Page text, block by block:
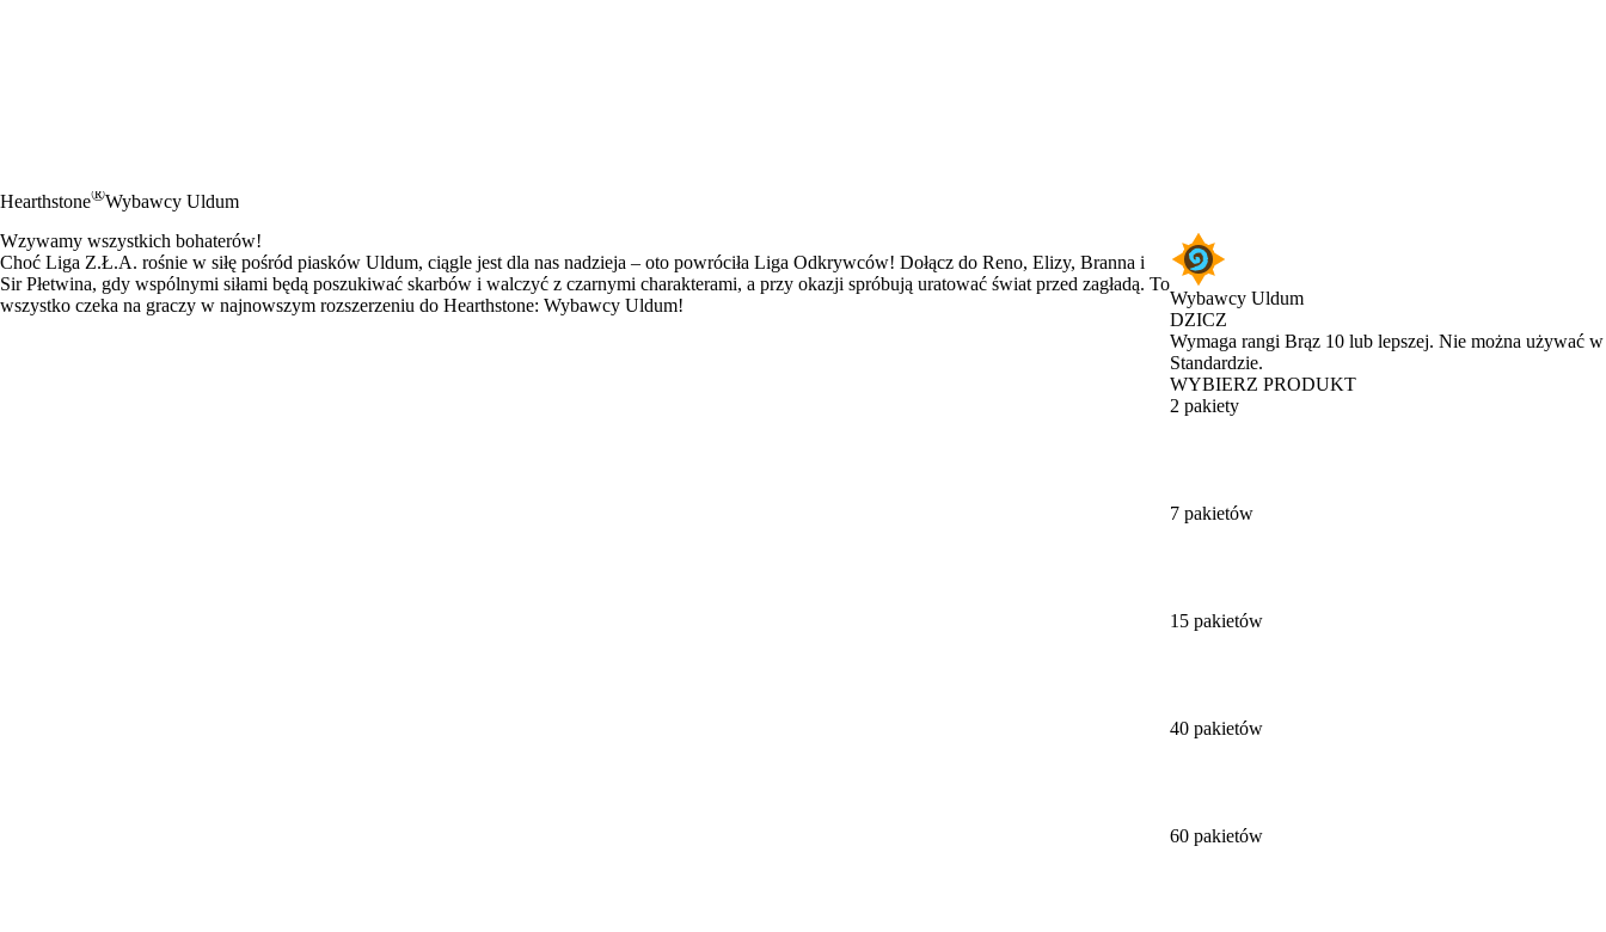
Hearthstone®Wybawcy Uldum
Wybawcy Uldum
DZICZ
Product Notification
Wymaga rangi Brąz 10 lub lepszej. Nie można używać w
Standardzie.
WYBIERZ PRODUKT
2 pakiety
7 pakietów
15 pakietów
40 pakietów
60 pakietów
Wzywamy wszystkich bohaterów!
Choć Liga Z.Ł.A. rośnie w siłę pośród piasków Uldum, ciągle jest dla nas nadzieja – oto powróciła Liga Odkrywców! Dołącz do Reno, Elizy, Branna i
Sir Płetwina, gdy wspólnymi siłami będą poszukiwać skarbów i walczyć z czarnymi charakterami, a przy okazji spróbują uratować świat przed zagładą. To
wszystko czeka na graczy w najnowszym rozszerzeniu do Hearthstone: Wybawcy Uldum!